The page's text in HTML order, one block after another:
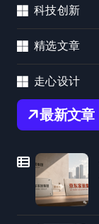
科技创新
精选文章
走心设计
最新文章